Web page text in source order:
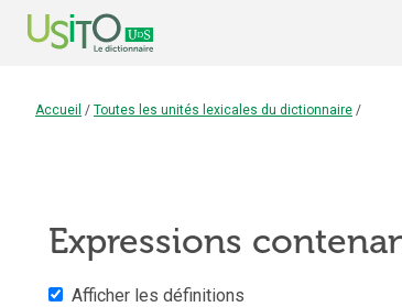
Accueil / Toutes les unités lexicales du dictionnaire /
Expressions
Afficher les définitions